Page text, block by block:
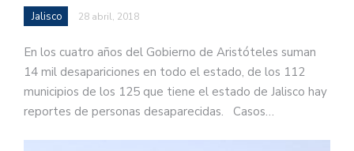
Jalisco 28 abril, 2018
En los cuatro años del Gobierno de Aristóteles suman
14 mil desapariciones en todo el estado, de los 112
municipios de los 125 que tiene el estado de Jalisco hay
reportes de personas desaparecidas. Casos…